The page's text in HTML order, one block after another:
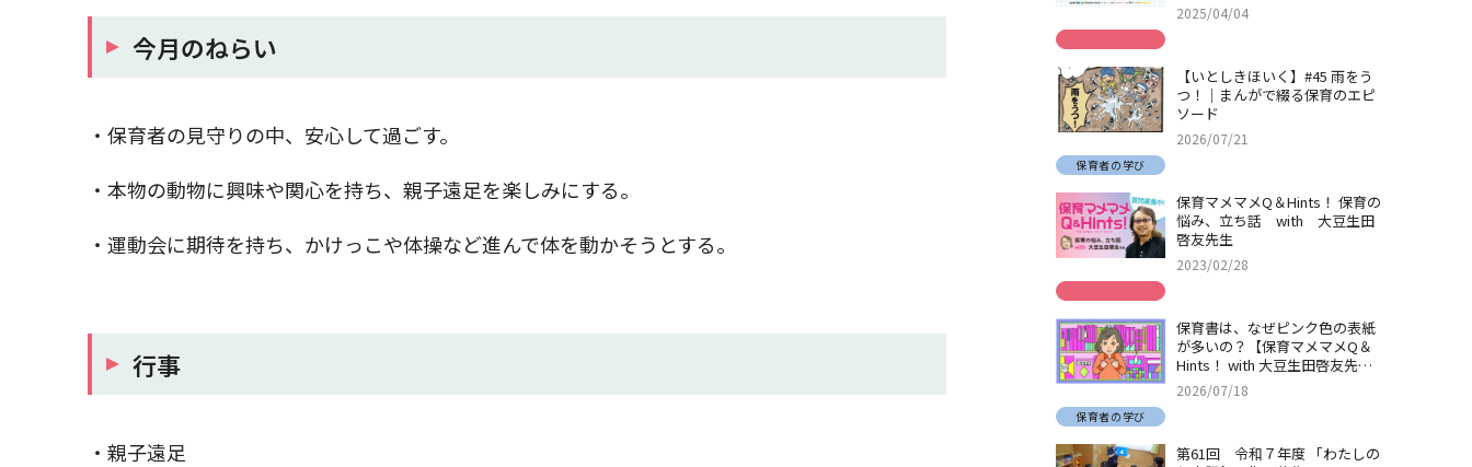
今月のねらい
・保育者の見守りの中、安心して過ごす。
・本物の動物に興味や関心を持ち、親子遠足を楽しみにする。
・運動会に期待を持ち、かけっこや体操など進んで体を動かそうとする。
行事
・親子遠足
2025/04/04
【いとしきほいく】#45 雨をう
つ！｜まんがで綴る保育のエピ
ソード
2026/07/21
保育者の学び
保育マメマメQ＆Hints！ 保育の
悩み、立ち話 with 大豆生田
啓友先生
2023/02/28
保育書は、なぜピンク色の表紙
が多いの？【保育マメマメQ＆
Hints！ with 大豆生田啓友先
生】
2026/07/18
保育者の学び
第61回 令和７年度 「わたしの